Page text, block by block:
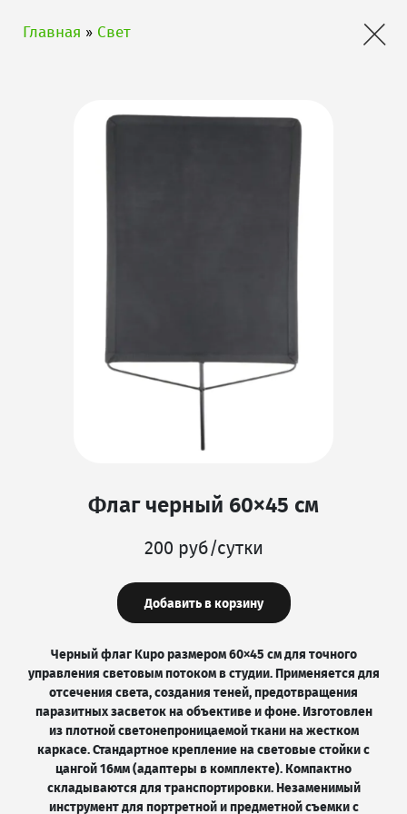
Главная » Свет ×
Флаг черный 60×45 см
200 руб/сутки
Добавить в корзину
Черный флаг Kupo размером 60×45 см для точного
управления световым потоком в студии. Применяется для
отсечения света, создания теней, предотвращения
паразитных засветок на объективе и фоне. Изготовлен
из плотной светонепроницаемой ткани на жестком
каркасе. Стандартное крепление на световые стойки с
цангой 16мм (адаптеры в комплекте). Компактно
складываются для транспортировки. Незаменимый
инструмент для портретной и предметной съемки с